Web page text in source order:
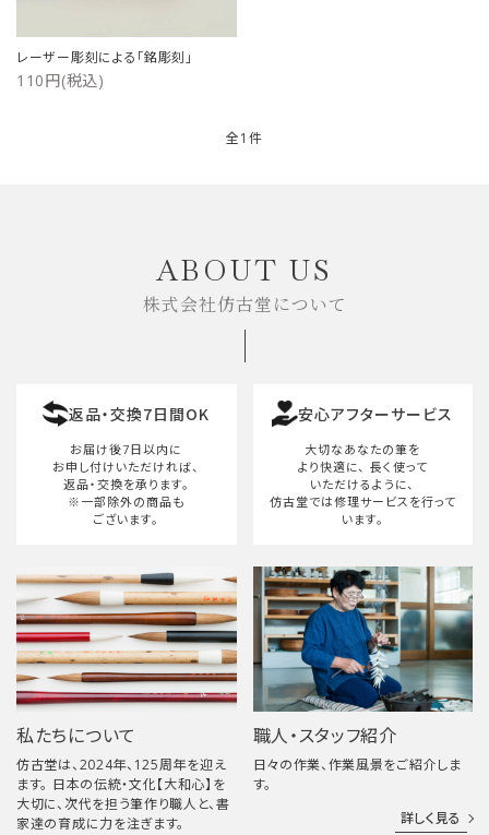
プライバシーポリシー
レーザー彫刻による「銘彫刻」
110円(税込)
全1件
検索する
ABOUT US
株式会社仿古堂について
返品・交換7日間OK
お届け後7日以内に
お申し付けいただければ、
返品・交換を承ります。
※一部除外の商品も
ございます。
安心アフターサービス
大切なあなたの筆を
より快適に、 長く使って
いただけるように、
仿古堂では修理サービスを行って
います。
私たちについて
仿古堂は、2024年、125周年を迎え
ます。 日本の伝統・文化【大和心】を
大切に、次代を担う筆作り職人と、書
家達の育成に力を注ぎます。
職人・スタッフ紹介
日々の作業、作業風景をご紹介しま
す。
詳しく見る